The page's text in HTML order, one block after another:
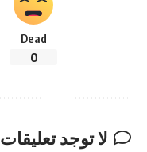
Dead
0
لا توجد تعليقات